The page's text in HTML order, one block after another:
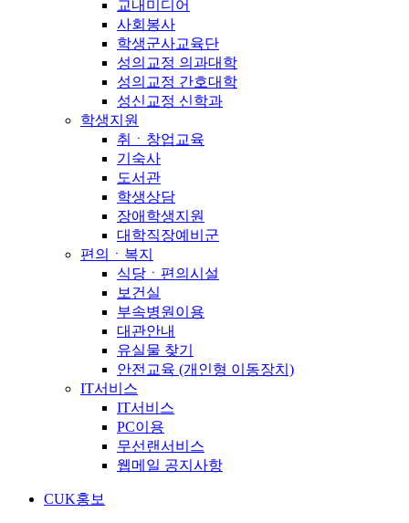
교내미디어
사회봉사
학생군사교육단
성의교정 의과대학
성의교정 간호대학
성신교정 신학과
학생지원
취ㆍ창업교육
기숙사
도서관
학생상담
장애학생지원
대학직장예비군
편의ㆍ복지
식당ㆍ편의시설
보건실
부속병원이용
대관안내
유실물 찾기
안전교육 (개인형 이동장치)
IT서비스
IT서비스
PC이용
무선랜서비스
웹메일 공지사항
CUK홍보